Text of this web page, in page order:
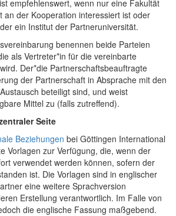
empfehlenswert, wenn nur eine Fakultät
an der Kooperation interessiert ist oder
ein Institut der Partneruniversität.
benennen beide Parteien
als Vertreter*in für die vereinbarte
Der*die Partnerschaftsbeauftragte
der Partnerschaft in Absprache mit den
beteiligt sind, und weist
Mittel zu (falls zutreffend).
Seite
Beziehungen bei Göttingen International
Vorlagen zur Verfügung, die, wenn der
verwendet werden können, sofern der
ist. Die Vorlagen sind in englischer
eine weitere Sprachversion
Erstellung verantwortlich. Im Falle von
die englische Fassung maßgebend.